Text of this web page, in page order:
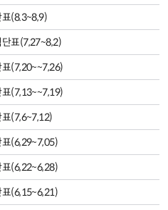
(8.3~8,9)
표(7,27~8,2)
(7,20~~7,26)
(7,13~~7,19)
(7,6~7,12)
(6,29~7,05)
(6,22~6,28)
(6,15~6,21)